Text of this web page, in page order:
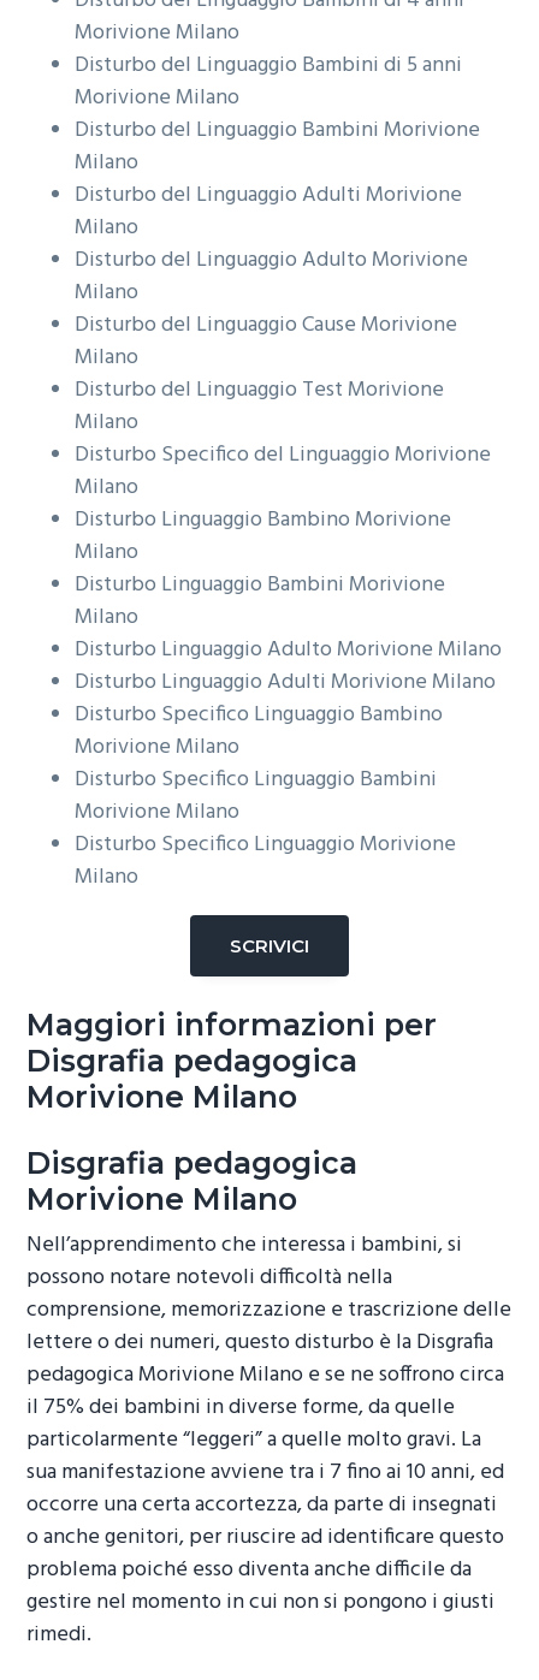
Morivione Milano
Disturbo del Linguaggio Bambini di 5 anni
Morivione Milano
Disturbo del Linguaggio Bambini Morivione
Milano
Disturbo del Linguaggio Adulti Morivione
Milano
Disturbo del Linguaggio Adulto Morivione
Milano
Disturbo del Linguaggio Cause Morivione
Milano
Disturbo del Linguaggio Test Morivione
Milano
Disturbo Specifico del Linguaggio Morivione
Milano
Disturbo Linguaggio Bambino Morivione
Milano
Disturbo Linguaggio Bambini Morivione
Milano
Disturbo Linguaggio Adulto Morivione Milano
Disturbo Linguaggio Adulti Morivione Milano
Disturbo Specifico Linguaggio Bambino
Morivione Milano
Disturbo Specifico Linguaggio Bambini
Morivione Milano
Disturbo Specifico Linguaggio Morivione
Milano
SCRIVICI
Maggiori informazioni per
Disgrafia pedagogica
Morivione Milano
Disgrafia pedagogica
Morivione Milano
Nell’apprendimento che interessa i bambini, si
possono notare notevoli difficoltà nella
comprensione, memorizzazione e trascrizione delle
lettere o dei numeri, questo disturbo è laDisgrafia
pedagogica Morivione Milanoe se ne soffrono circa
il 75% dei bambini in diverse forme, da quelle
particolarmente “leggeri” a quelle molto gravi. La
sua manifestazione avviene tra i 7 fino ai 10 anni, ed
occorre una certa accortezza, da parte di insegnati
o anche genitori, per riuscire ad identificare questo
problema poiché esso diventa anche difficile da
gestire nel momento in cui non si pongono i giusti
rimedi.